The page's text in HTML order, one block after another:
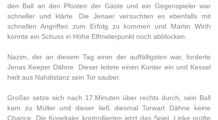
den Ball an den Pfosten der Gäste und ein Gegenspieler war
schneller und klärte. Die Jenaer versuchten es ebenfalls mit
schnellen Angriffen zum Erfolg zu kommen und Martin Wirth
konnte ein Schuss in Höhe Elfmeterpunkt noch abblocken.
Nazim, der an diesem Tag einer der auffälligsten war, forderte
Jenas Keeper Dähne. Dieser leitete einen Konter ein und Kessel
hielt aus Nahdistanz sein Tor sauber.
Großer setze sich nach 17.Minuten über rechts durch, sein Ball
kam zu Müller und dieser ließ diesmal Torwart Dähne keine
Chance. Die Koseltaler kontrollierten jetzt das Spiel. Linke prüfte